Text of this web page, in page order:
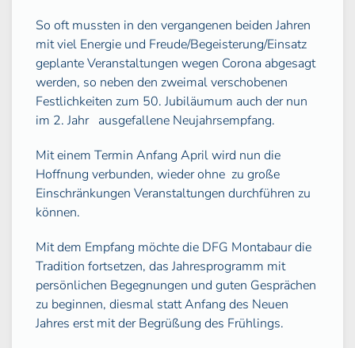
So oft mussten in den vergangenen beiden Jahren
mit viel Energie und Freude/Begeisterung/Einsatz
geplante Veranstaltungen wegen Corona abgesagt
werden, so neben den zweimal verschobenen
Festlichkeiten zum 50. Jubiläumum auch der nun
im 2. Jahr ausgefallene Neujahrsempfang.
Mit einem Termin Anfang April wird nun die
Hoffnung verbunden, wieder ohne zu große
Einschränkungen Veranstaltungen durchführen zu
können.
Mit dem Empfang möchte die DFG Montabaur die
Tradition fortsetzen, das Jahresprogramm mit
persönlichen Begegnungen und guten Gesprächen
zu beginnen, diesmal statt Anfang des Neuen
Jahres erst mit der Begrüßung des Frühlings.